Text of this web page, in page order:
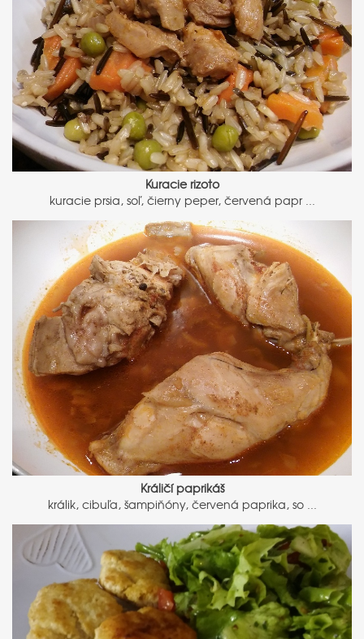
Kuracie rizoto
kuracie prsia, soľ, čierny peper, červená papr ...
Králičí paprikáš
králik, cibuľa, šampiňóny, červená paprika, so ...